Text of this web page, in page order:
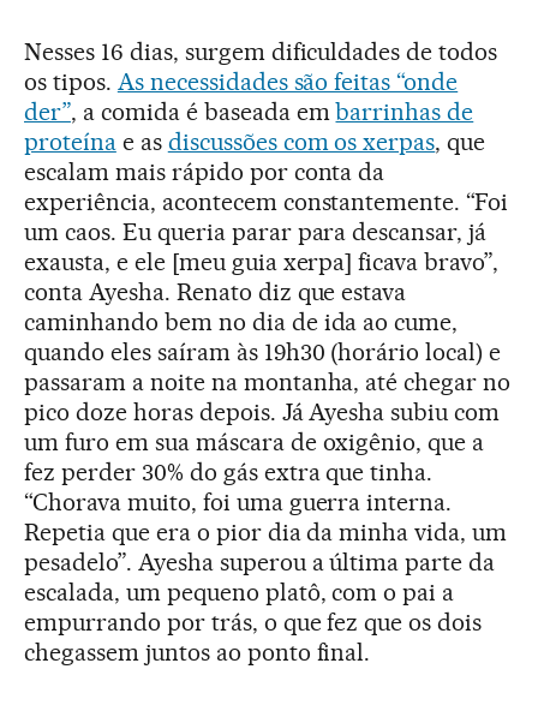
Nesses 16 dias, surgem dificuldades de todos
os tipos. As necessidades são feitas “onde
der”, a comida é baseada embarrinhas de
proteínae as discussões com os xerpas, que
escalam mais rápido por conta da
experiência, acontecem constantemente. “Foi
um caos. Eu queria parar para descansar, já
exausta, e ele [meu guia xerpa] ficava bravo”,
conta Ayesha. Renato diz que estava
caminhando bem no dia de ida ao cume,
quando eles saíram às 19h30 (horário local) e
passaram a noite na montanha, até chegar no
pico doze horas depois. Já Ayesha subiu com
um furo em sua máscara de oxigênio, que a
fez perder 30% do gás extra que tinha.
“Chorava muito, foi uma guerra interna.
Repetia que era o pior dia da minha vida, um
pesadelo”. Ayesha superou a última parte da
escalada, um pequeno platô, com o pai a
empurrando por trás, o que fez que os dois
chegassem juntos ao ponto final.